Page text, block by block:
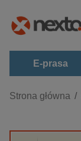
E-prasa
Kategorie
Strona główna